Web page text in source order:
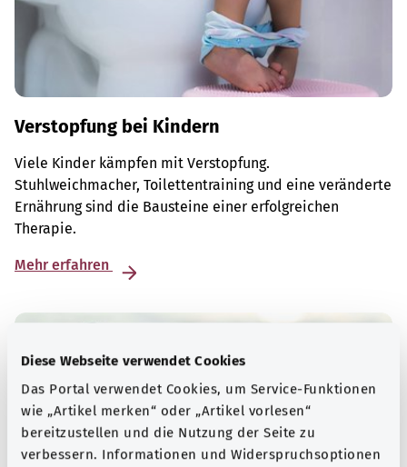
Diese Webseite verwendet Cookies
Das Portal verwendet Cookies, um Service-Funktionen
wie „Artikel merken“ oder „Artikel vorlesen“
bereitzustellen und die Nutzung der Seite zu
verbessern. Informationen und Widerspruchsoptionen
Verstopfung bei Kindern
Viele Kinder kämpfen mit Verstopfung.
Stuhlweichmacher, Toilettentraining und eine veränderte
Ernährung sind die Bausteine einer erfolgreichen
Therapie.
Mehr erfahren